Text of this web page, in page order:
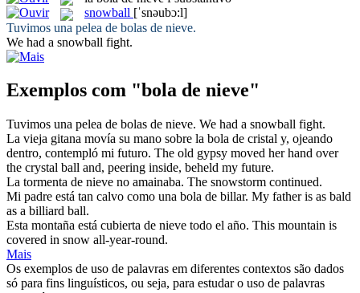
snowball [ˈsnəubɔ:l]
Tuvimos una pelea de bolas de nieve.
We had a snowball fight.
Exemplos com "bola de nieve"
Tuvimos una pelea de bolas de nieve. We had a snowball fight.
La vieja gitana movía su mano sobre la bola de cristal y, ojeando
dentro, contempló mi futuro. The old gypsy moved her hand over
the crystal ball and, peering inside, beheld my future.
La tormenta de nieve no amainaba. The snowstorm continued.
Mi padre está tan calvo como una bola de billar. My father is as bald
as a billiard ball.
Esta montaña está cubierta de nieve todo el año. This mountain is
covered in snow all-year-round.
Mais
Os exemplos de uso de palavras em diferentes contextos são dados
só para fins linguísticos, ou seja, para estudar o uso de palavras